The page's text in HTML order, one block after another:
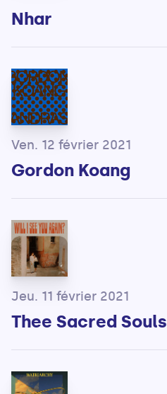
Nhar
Ven. 12 février 2021
Gordon Koang
Jeu. 11 février 2021
Thee Sacred Souls